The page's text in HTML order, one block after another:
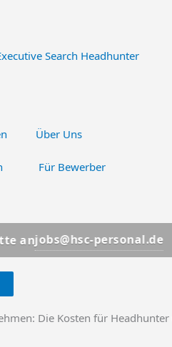
Über Uns
Für Bewerber
personal.de 📩
Die Kosten für